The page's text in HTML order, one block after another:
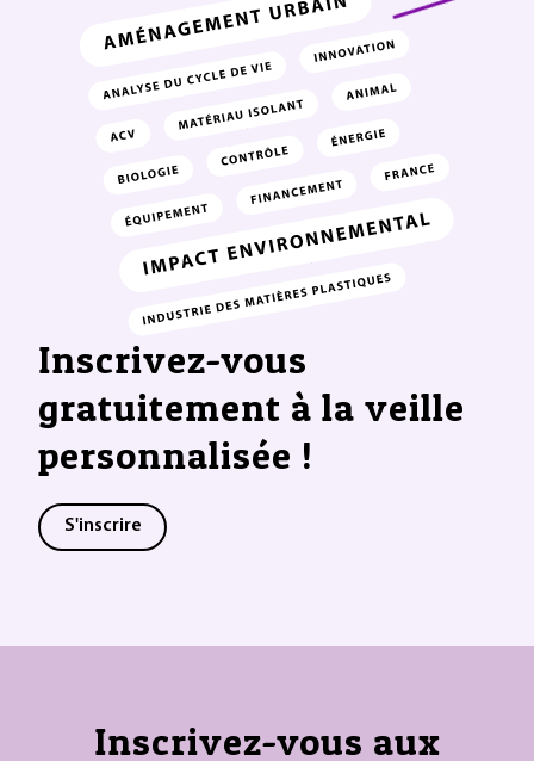
Inscrivez-vous
gratuitement à la veille
personnalisée !
S'inscrire
Inscrivez-vous aux